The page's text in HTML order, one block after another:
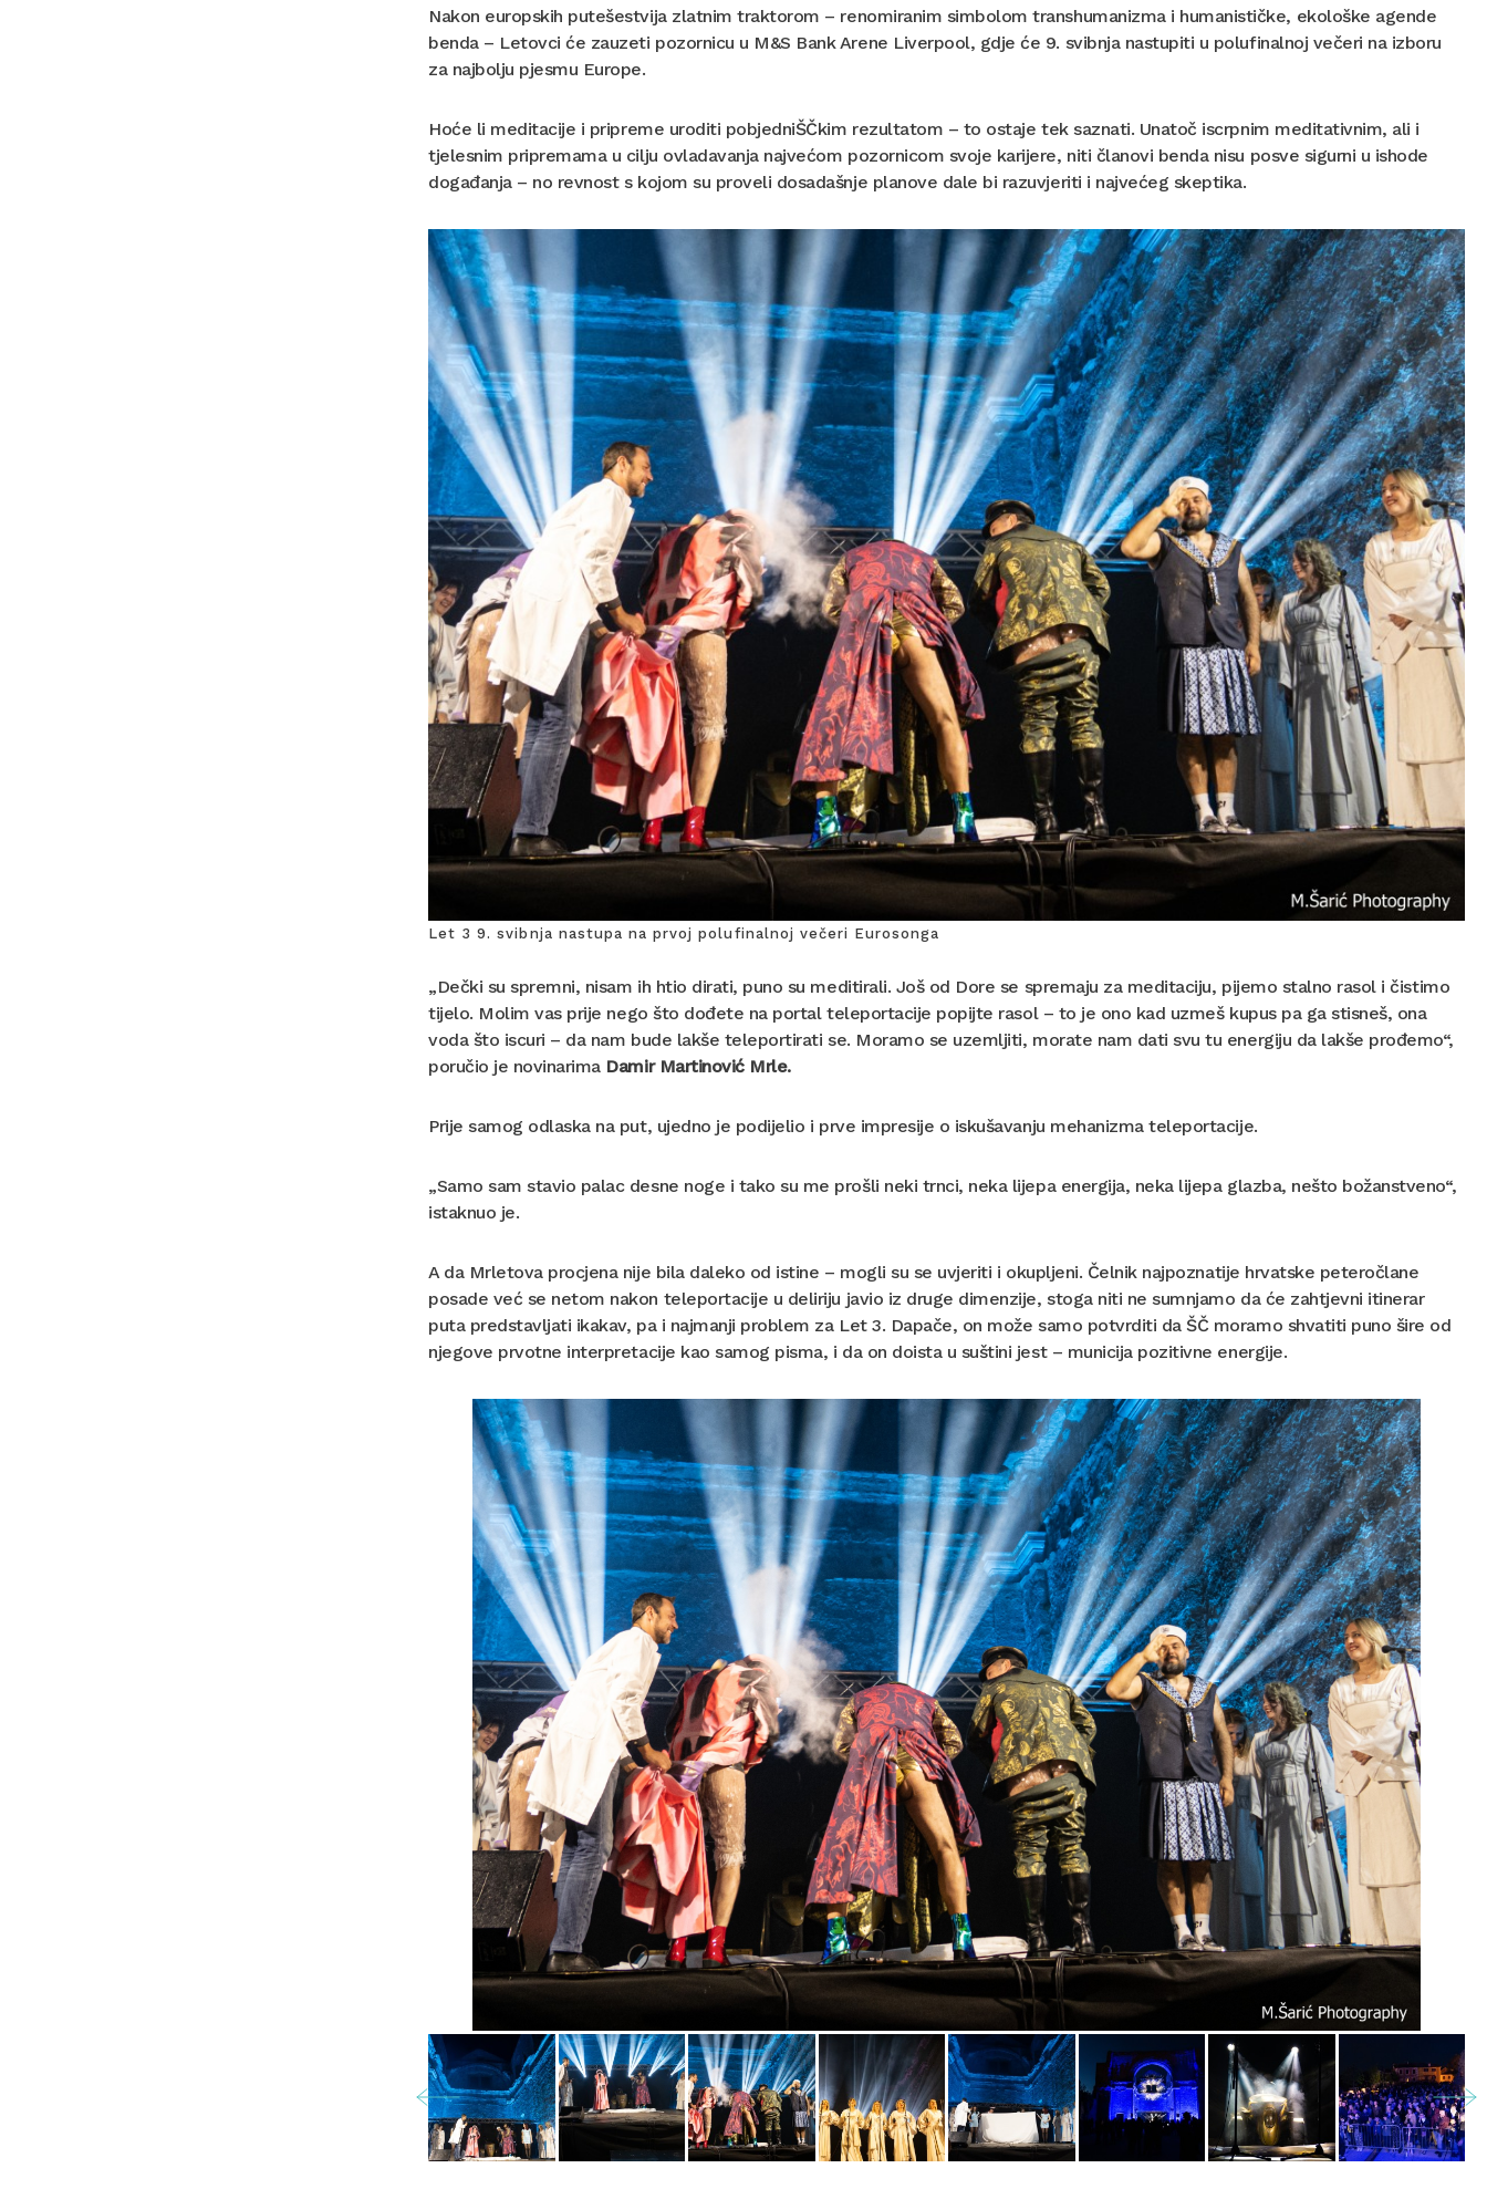
Nakon europskih putešestvija zlatnim traktorom – renomiranim simbolom transhumanizma i humanističke, ekološke agende
benda – Letovci će zauzeti pozornicu u M&S Bank Arene Liverpool, gdje će 9. svibnja nastupiti u polufinalnoj večeri na izboru
za najbolju pjesmu Europe.
Hoće li meditacije i pripreme uroditi pobjedniŠČkim rezultatom – to ostaje tek saznati. Unatoč iscrpnim meditativnim, ali i
tjelesnim pripremama u cilju ovladavanja najvećom pozornicom svoje karijere, niti članovi benda nisu posve sigurni u ishode
događanja – no revnost s kojom su proveli dosadašnje planove dale bi razuvjeriti i najvećeg skeptika.
Let 3 9. svibnja nastupa na prvoj polufinalnoj večeri Eurosonga
„Dečki su spremni, nisam ih htio dirati, puno su meditirali. Još od Dore se spremaju za meditaciju, pijemo stalno rasol i čistimo
tijelo. Molim vas prije nego što dođete na portal teleportacije popijte rasol – to je ono kad uzmeš kupus pa ga stisneš, ona
voda što iscuri – da nam bude lakše teleportirati se. Moramo se uzemljiti, morate nam dati svu tu energiju da lakše prođemo“,
poručio je novinarima Damir Martinović Mrle.
Prije samog odlaska na put, ujedno je podijelio i prve impresije o iskušavanju mehanizma teleportacije.
„Samo sam stavio palac desne noge i tako su me prošli neki trnci, neka lijepa energija, neka lijepa glazba, nešto božanstveno“,
istaknuo je.
A da Mrletova procjena nije bila daleko od istine – mogli su se uvjeriti i okupljeni. Čelnik najpoznatije hrvatske peteročlane
posade već se netom nakon teleportacije u deliriju javio iz druge dimenzije, stoga niti ne sumnjamo da će zahtjevni itinerar
puta predstavljati ikakav, pa i najmanji problem za Let 3. Dapače, on može samo potvrditi da ŠČ moramo shvatiti puno šire od
njegove prvotne interpretacije kao samog pisma, i da on doista u suštini jest – municija pozitivne energije.